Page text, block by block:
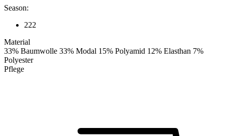
Season:
222
Material
33% Baumwolle 33% Modal 15% Polyamid 12% Elasthan 7%
Polyester
Pflege